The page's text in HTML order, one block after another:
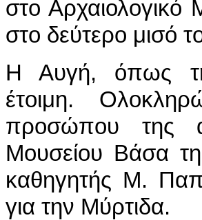
στο Αρχαιολογικό
στο δεύτερο μισό
Η Αυγή, όπως
έτοιμη.
προσώπου της
Μουσείου Βάσα
καθηγητής Μ.
για την Μύρτιδα.